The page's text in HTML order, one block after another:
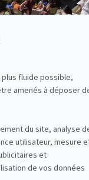
Je
Jessica